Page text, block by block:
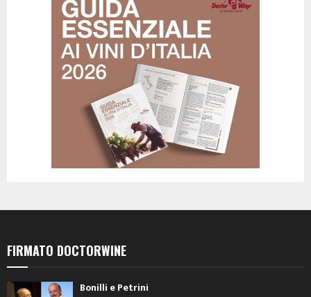
FIRMATO DOCTORWINE
Bonilli e Petrini